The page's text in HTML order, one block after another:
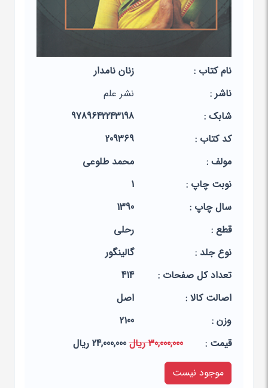
نام کتاب :
زنان نامدار
ناشر :
نشر علم
شابک :
9789642243198
کد کتاب :
209369
مولف :
محمد طلوعی
نوبت چاپ :
1
سال چاپ :
1390
قطع :
رحلی
نوع جلد :
گالینگور
تعداد کل صفحات :
414
اصالت کالا :
اصل
وزن :
2100
قيمت :
30,000,000 ریال
24,000,000 ریال
موجود نیست